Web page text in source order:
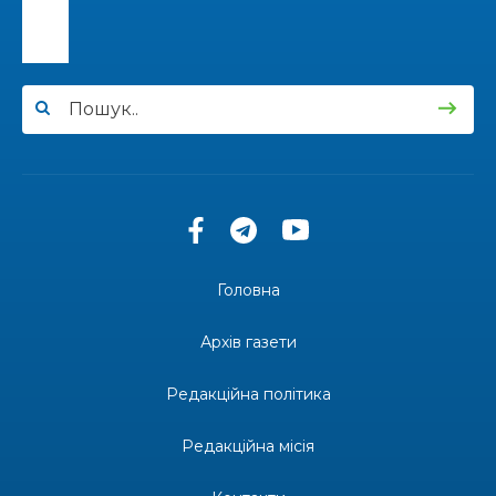
13:33
30 лип
«Дві музи» у Рівному: свято краси, мистецтва
Одна з найяскравіших постатей Бахмута –
Головна
Архів газети
Редакційна політика
Редакційна місія